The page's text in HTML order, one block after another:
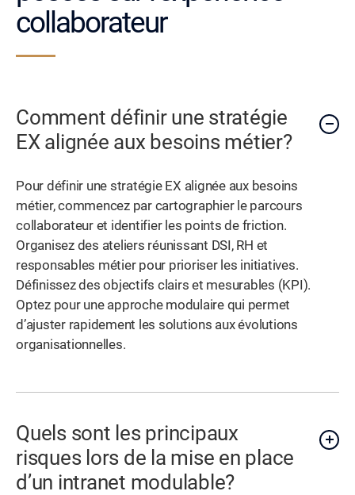
collaborateur
Comment définir une stratégie
EX alignée aux besoins métier?
Pour définir une stratégie EX alignée aux besoins
métier, commencez par cartographier le parcours
collaborateur et identifier les points de friction.
Organisez des ateliers réunissant DSI, RH et
responsables métier pour prioriser les initiatives.
Définissez des objectifs clairs et mesurables (KPI).
Optez pour une approche modulaire qui permet
d’ajuster rapidement les solutions aux évolutions
organisationnelles.
Quels sont les principaux
risques lors de la mise en place
d’un intranet modulable?